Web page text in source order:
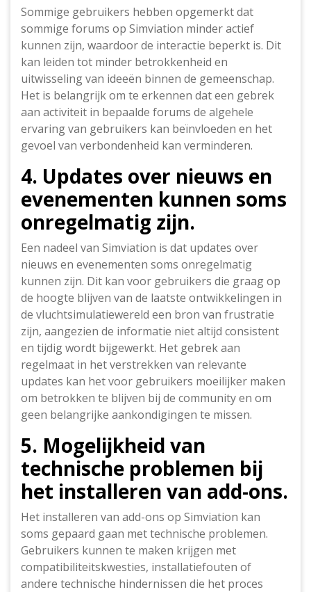
Sommige gebruikers hebben opgemerkt dat
sommige forums op Simviation minder actief
kunnen zijn, waardoor de interactie beperkt is. Dit
kan leiden tot minder betrokkenheid en
uitwisseling van ideeën binnen de gemeenschap.
Het is belangrijk om te erkennen dat een gebrek
aan activiteit in bepaalde forums de algehele
ervaring van gebruikers kan beïnvloeden en het
gevoel van verbondenheid kan verminderen.
4. Updates over nieuws en
evenementen kunnen soms
onregelmatig zijn.
Een nadeel van Simviation is dat updates over
nieuws en evenementen soms onregelmatig
kunnen zijn. Dit kan voor gebruikers die graag op
de hoogte blijven van de laatste ontwikkelingen in
de vluchtsimulatiewereld een bron van frustratie
zijn, aangezien de informatie niet altijd consistent
en tijdig wordt bijgewerkt. Het gebrek aan
regelmaat in het verstrekken van relevante
updates kan het voor gebruikers moeilijker maken
om betrokken te blijven bij de community en om
geen belangrijke aankondigingen te missen.
5. Mogelijkheid van
technische problemen bij
het installeren van add-ons.
Het installeren van add-ons op Simviation kan
soms gepaard gaan met technische problemen.
Gebruikers kunnen te maken krijgen met
compatibiliteitskwesties, installatiefouten of
andere technische hindernissen die het proces